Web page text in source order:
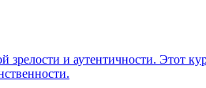
и аутентичности. Этот